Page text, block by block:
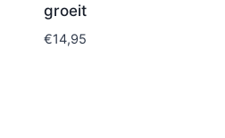
groeit
€14,95